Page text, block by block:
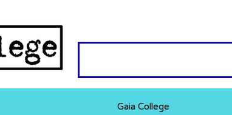
Gaia College